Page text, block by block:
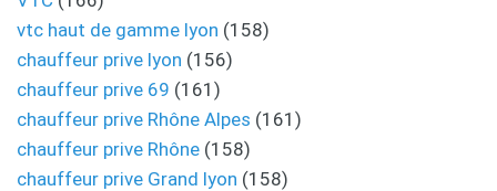
vtc haut de gamme lyon (158)
chauffeur prive lyon (156)
chauffeur prive 69 (161)
chauffeur prive Rhône Alpes (161)
chauffeur prive Rhône (158)
chauffeur prive Grand lyon (158)